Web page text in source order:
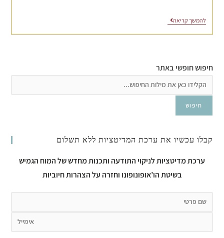
להמשך קריאה
חיפוש חופשי באתר
חיפוש
קבלו עכשיו את ערכת המדיטציות ללא תשלום
ערכת מדיטציות לניקוי התודעה ותכנות מחדש של המוח הגמיש
בשיטת הו’אופונופונו וחזרה על הצהרות חיוביות